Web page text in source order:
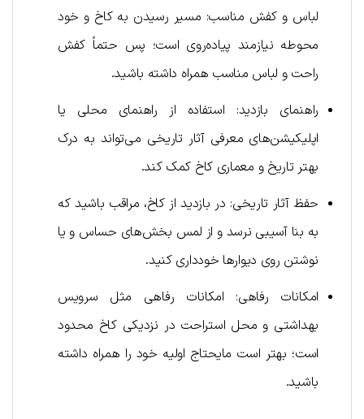
لباس و کفش مناسب: مسیر رسیدن به کاخ و خود
محوطه نیازمند پیاده‌روی است؛ پس حتماً کفش
راحت و لباس مناسب همراه داشته باشید.
راهنمای بازدید: استفاده از راهنمای محلی یا
اپلیکیشن‌های معرفی آثار تاریخی می‌تواند به درک
بهتر تاریخ و معماری کاخ کمک کند.
حفظ آثار تاریخی: در بازدید از کاخ، مراقب باشید که
به بنا آسیبی نرسد و از لمس بخش‌های حساس و یا
نوشتن روی دیوارها خودداری کنید.
امکانات رفاهی: امکانات رفاهی مثل سرویس
بهداشتی و محل استراحت در نزدیکی کاخ محدود
است؛ بهتر است مایحتاج اولیه خود را همراه داشته
باشید.